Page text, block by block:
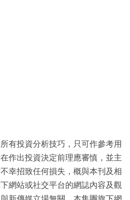
有投資分析技巧，只可作參考用
作出投資決定前理應審慎，並主
幸招致任何損失，概與本刊及相
網站或社交平台的網誌內容及觀